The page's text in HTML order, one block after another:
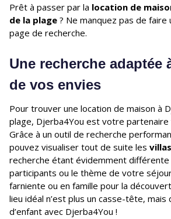
Prêt à passer par la location de
de la plage ? Ne manquez pas de faire
page de recherche.
Une recherche adaptée
de vos envies
Pour trouver une location de maison à
plage, Djerba4You est votre partenaire
Grâce à un outil de recherche
pouvez visualiser tout de suite les
recherche étant évidemment
participants ou le thème de votre
farniente ou en famille pour la
lieu idéal n’est plus un casse-tête, mais
d’enfant avec Djerba4You !